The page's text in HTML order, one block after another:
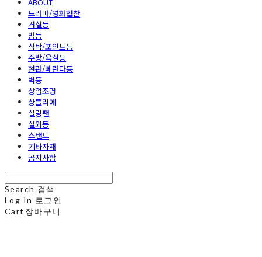
드라마/영화협찬
거실등
방등
식탁/포인트등
주방/욕실등
현관/베란다등
벽등
상업조명
샹들리에
실링팬
실외등
스탠드
기타자재
공지사항
Search 검색
Log In 로그인
Cart 장바구니